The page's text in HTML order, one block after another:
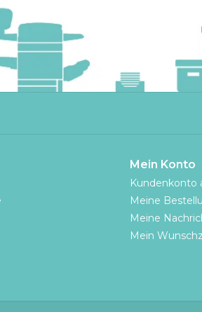
Mein Konto
Kundenkonto
Meine
Meine
Mein